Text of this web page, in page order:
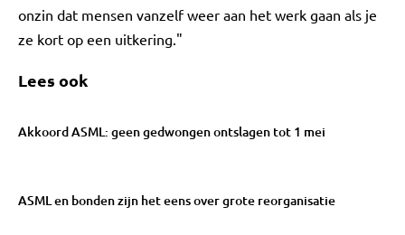
onzin dat mensen vanzelf weer aan het werk gaan als je
ze kort op een uitkering."
Lees ook
Akkoord ASML: geen gedwongen ontslagen tot 1 mei
ASML en bonden zijn het eens over grote reorganisatie